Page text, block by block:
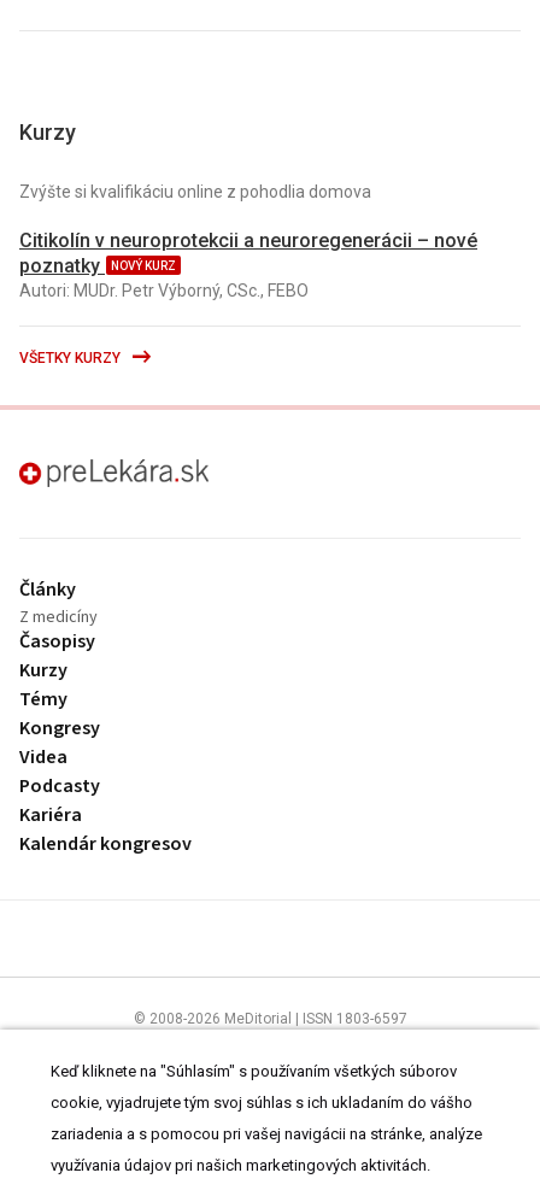
Kurzy
Zvýšte si kvalifikáciu online z pohodlia domova
Citikolín v neuroprotekcii a neuroregenerácii – nové
poznatky
NOVÝ KURZ
Autori: MUDr. Petr Výborný, CSc., FEBO
VŠETKY KURZY
preLekára.sk
Články
Z medicíny
Časopisy
Kurzy
Témy
Kongresy
Videa
Podcasty
Kariéra
Kalendár kongresov
© 2008-2026 MeDitorial | ISSN 1803-6597
ČítajteprehlásenieaZásady spracovania osobných údajov
Keď kliknete na "Súhlasím" s používaním všetkých súborov
cookie, vyjadrujete tým svoj súhlas s ich ukladaním do vášho
zariadenia a s pomocou pri vašej navigácii na stránke, analýze
využívania údajov pri našich marketingových aktivitách.